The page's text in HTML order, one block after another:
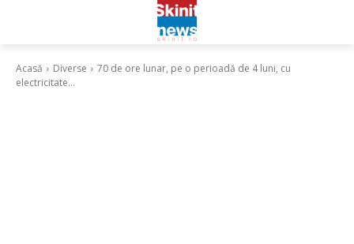
Acasă Diverse
70 de ore lunar, pe o perioadă de 4 luni, cu
electricitate...